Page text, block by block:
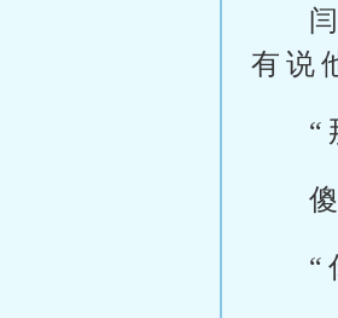
有说
“
“